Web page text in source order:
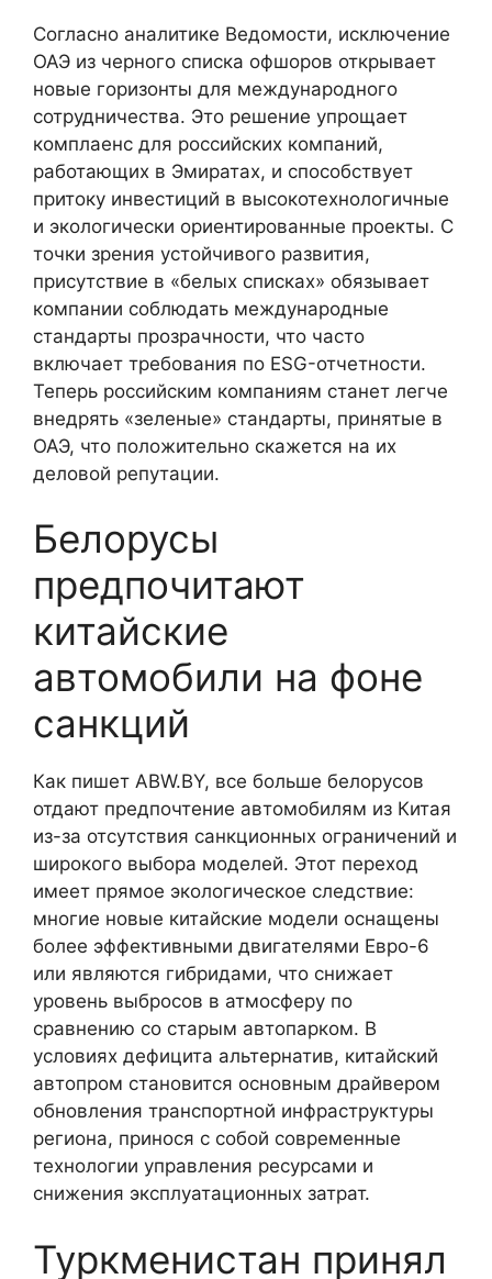
Согласно аналитике Ведомости, исключение
ОАЭ из черного списка офшоров открывает
новые горизонты для международного
сотрудничества. Это решение упрощает
комплаенс для российских компаний,
работающих в Эмиратах, и способствует
притоку инвестиций в высокотехнологичные
и экологически ориентированные проекты. С
точки зрения устойчивого развития,
присутствие в «белых списках» обязывает
компании соблюдать международные
стандарты прозрачности, что часто
включает требования по ESG-отчетности.
Теперь российским компаниям станет легче
внедрять «зеленые» стандарты, принятые в
ОАЭ, что положительно скажется на их
деловой репутации.
Белорусы
предпочитают
китайские
автомобили на фоне
санкций
Как пишет ABW.BY, все больше белорусов
отдают предпочтение автомобилям из Китая
из-за отсутствия санкционных ограничений и
широкого выбора моделей. Этот переход
имеет прямое экологическое следствие:
многие новые китайские модели оснащены
более эффективными двигателями Евро-6
или являются гибридами, что снижает
уровень выбросов в атмосферу по
сравнению со старым автопарком. В
условиях дефицита альтернатив, китайский
автопром становится основным драйвером
обновления транспортной инфраструктуры
региона, принося с собой современные
технологии управления ресурсами и
снижения эксплуатационных затрат.
Туркменистан принял